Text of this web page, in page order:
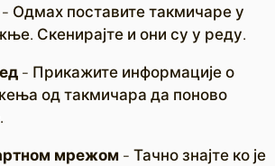
- Одмах поставите такмичаре у
Скенирајте и они су у реду.
- Прикажите информације о
од такмичара да поново
мрежом - Тачно знајте ко је